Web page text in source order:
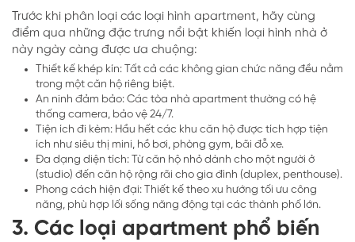
Trước khi phân loại các loại hình apartment, hãy cùng
điểm qua những đặc trưng nổi bật khiến loại hình nhà ở
này ngày càng được ưa chuộng:
Thiết kế khép kín: Tất cả các không gian chức năng đều nằm
trong một căn hộ riêng biệt.
An ninh đảm bảo: Các tòa nhà apartment thường có hệ
thống camera, bảo vệ 24/7.
Tiện ích đi kèm: Hầu hết các khu căn hộ được tích hợp tiện
ích như siêu thị mini, hồ bơi, phòng gym, bãi đỗ xe.
Đa dạng diện tích: Từ căn hộ nhỏ dành cho một người ở
(studio) đến căn hộ rộng rãi cho gia đình (duplex, penthouse).
Phong cách hiện đại: Thiết kế theo xu hướng tối ưu công
năng, phù hợp lối sống năng động tại các thành phố lớn.
3. Các loại apartment phổ biến